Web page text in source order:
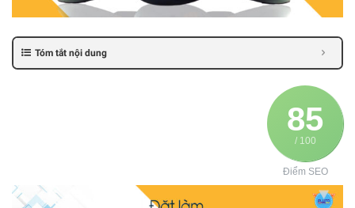
Tóm tắt nội dung
85
/ 100
Điểm SEO